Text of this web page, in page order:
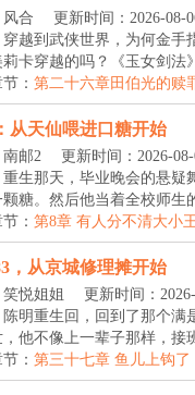
合
更新时间：2026-08-
越到武侠世界，为何金手
莉卡穿越的吗？《玉女剑法
： 第二十六章田伯光的赎
从天仙喂进口糖开始
邮2
更新时间：2026-
生那天，毕业晚会的悬疑
糖。然后他当着全校师生
： 第8章 有人分不清大小
，从京城修理摊开始
悦姐姐
更新时间：
明重生回，回到了那个满
他不像上一辈子那样，接
： 第三十七章 鱼儿上钩了